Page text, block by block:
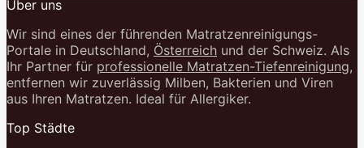
Über uns
Wir sind eines der führenden Matratzenreinigungs-
Portale in Deutschland, Österreich und der Schweiz. Als
Ihr Partner für professionelle Matratzen-Tiefenreinigung,
entfernen wir zuverlässig Milben, Bakterien und Viren
aus Ihren Matratzen. Ideal für Allergiker.
Top Städte